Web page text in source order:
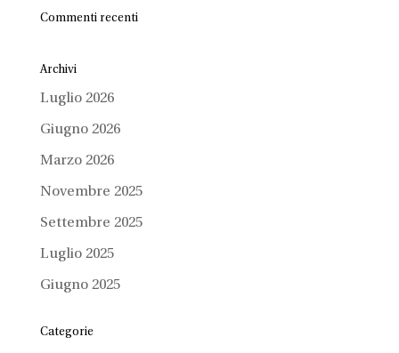
Commenti recenti
Archivi
Luglio 2026
Giugno 2026
Marzo 2026
Novembre 2025
Settembre 2025
Luglio 2025
Giugno 2025
Categorie